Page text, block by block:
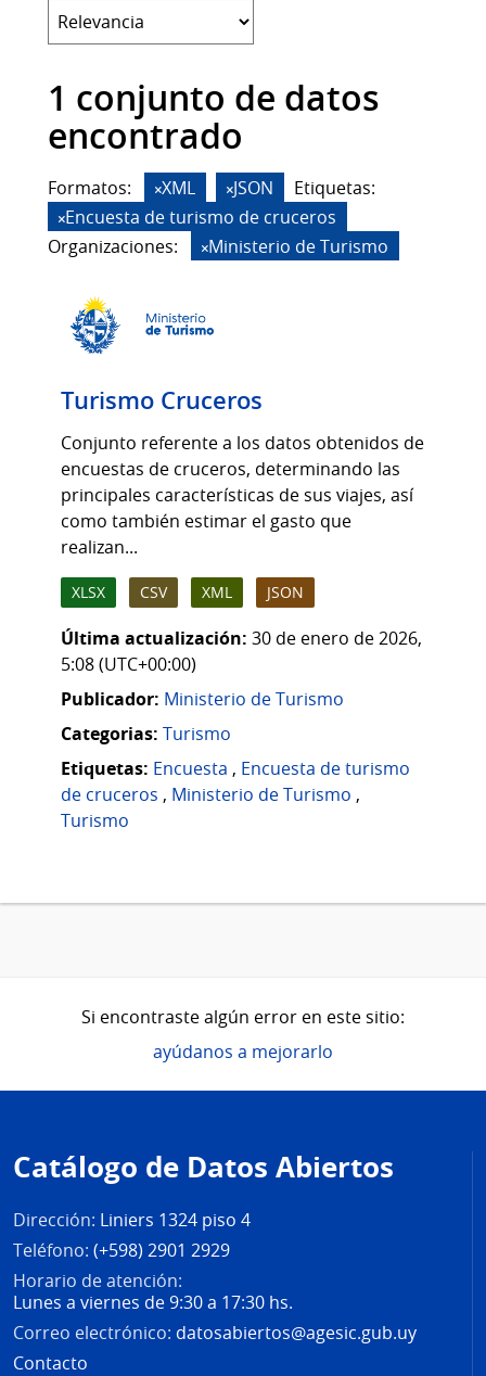
1 conjunto de datos
encontrado
Formatos: XML JSON
Etiquetas:
Encuesta de turismo de cruceros
Organizaciones:
Ministerio de Turismo
Turismo Cruceros
Conjunto referente a los datos obtenidos de
encuestas de cruceros, determinando las
principales características de sus viajes, así
como también estimar el gasto que
realizan...
XLSX CSV XML JSON
Última actualización: 30 de enero de 2026,
5:08 (UTC+00:00)
Publicador: Ministerio de Turismo
Categorias: Turismo
Etiquetas: Encuesta , Encuesta de turismo
de cruceros , Ministerio de Turismo ,
Turismo
Si encontraste algún error en este sitio:
ayúdanos a mejorarlo
de
página
Catálogo de Datos Abiertos
Dirección: Liniers 1324 piso 4
Teléfono: (+598) 2901 2929
Horario de atención:
Lunes a viernes de 9:30 a 17:30 hs.
Correo electrónico: datosabiertos@agesic.gub.uy
Contacto